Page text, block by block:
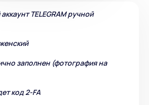
TELEGRAM ручной
заполнен (фотография на
код 2-FA